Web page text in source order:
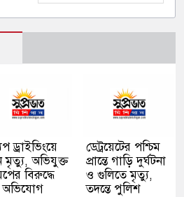
ড্রাইভিংয়ে
মৃত্যু, অভিযুক্ত
বিরুদ্ধে
ডেট্রয়েটের পশ্চিম
প্রান্তে গাড়ি দুর্ঘটনা
ও গুলিতে মৃত্যু,
তদন্তে পুলিশ